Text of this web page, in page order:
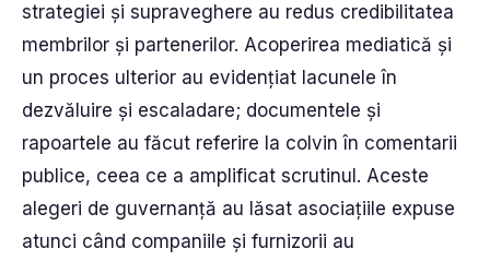
strategiei și supraveghere au redus credibilitatea
membrilor și partenerilor. Acoperirea mediatică și
un proces ulterior au evidențiat lacunele în
dezvăluire și escaladare; documentele și
rapoartele au făcut referire la colvin în comentarii
publice, ceea ce a amplificat scrutinul. Aceste
alegeri de guvernanță au lăsat asociațiile expuse
atunci când companiile și furnizorii au